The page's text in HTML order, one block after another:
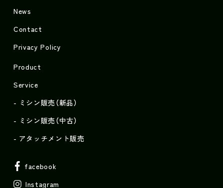
News
Contact
Privacy Policy
Product
Service
ミシン販売（新品）
ミシン販売（中古）
アタッチメント販売
facebook
Instagram